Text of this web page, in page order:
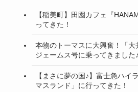
【稲美町】田園カフェ『
ってきた！
本物のトーマスに大興奮！「大
ジェームス号に乗ってきました♪
【まさに夢の国♪】富士急ハイ
マスランド」に行ってきた！